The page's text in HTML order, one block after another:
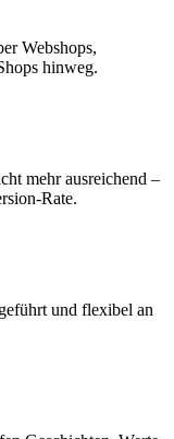
Webshops,
hinweg.
mehr ausreichend –
Rate.
und flexibel an